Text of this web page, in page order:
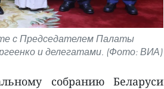
с Председателем Палаты
и делегатами. (Фото: ВИА)
собранию Беларуси